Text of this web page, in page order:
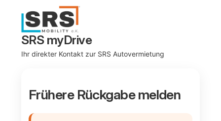
SRS myDrive
Ihr direkter Kontakt zur SRS Autovermietung
Frühere Rückgabe melden